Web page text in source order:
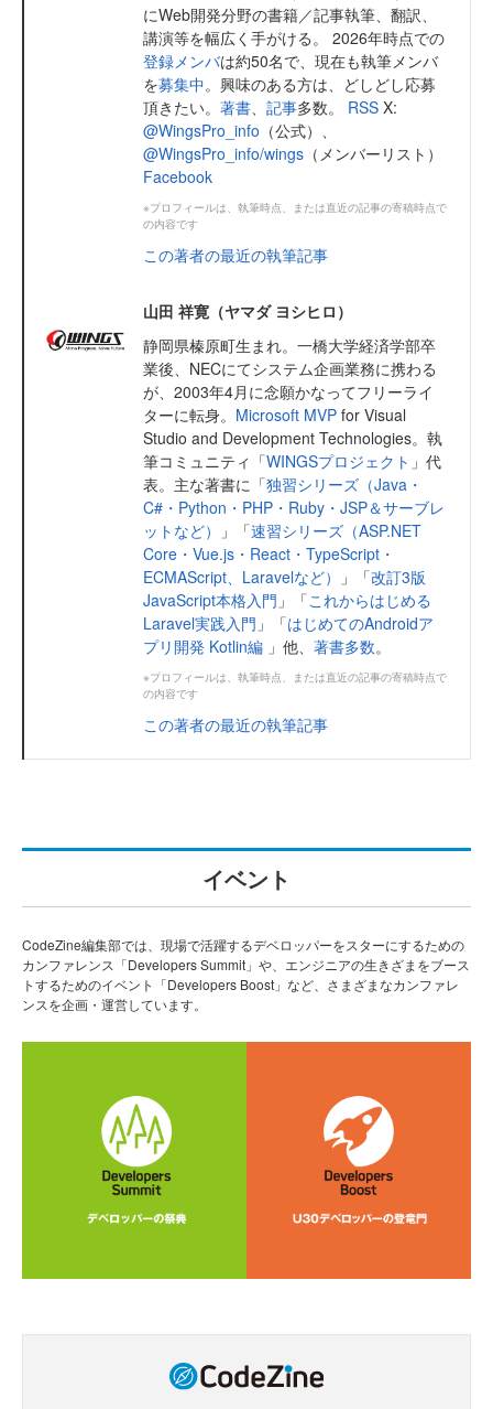
にWeb開発分野の書籍／記事執筆、翻訳、
講演等を幅広く手がける。 2026年時点での
登録メンバは約50名で、現在も執筆メンバ
を募集中。興味のある方は、どしどし応募
頂きたい。 著書、 記事多数。 RSS X:
@WingsPro_info （公式）、
@WingsPro_info/wings （メンバーリスト）
Facebook
※プロフィールは、執筆時点、または直近の記事の寄稿時点で
の内容です
この著者の最近の執筆記事
山田 祥寛（ヤマダ ヨシヒロ）
静岡県榛原町生まれ。一橋大学経済学部卒
業後、NECにてシステム企画業務に携わる
が、2003年4月に念願かなってフリーライ
ターに転身。 Microsoft MVP for Visual
Studio and Development Technologies。執
筆コミュニティ「WINGSプロジェクト 」代
表。主な著書に「独習シリーズ（Java・
C#・Python・PHP・Ruby・JSP＆サーブレ
ットなど）
」「速習シリーズ（ASP.NET
Core・Vue.js・React・TypeScript・
ECMAScript、Laravelなど）
」「改訂3版
JavaScript本格入門 」「これからはじめる
Laravel実践入門 」「はじめてのAndroidア
プリ開発 Kotlin編 」他、 著書多数。
※プロフィールは、執筆時点、または直近の記事の寄稿時点で
の内容です
この著者の最近の執筆記事
イベント
CodeZine編集部では、現場で活躍するデベロッパーをスターにするための
カンファレンス「Developers Summit」や、エンジニアの生きざまをブース
トするためのイベント「Developers Boost」など、さまざまなカンファレ
ンスを企画・運営しています。